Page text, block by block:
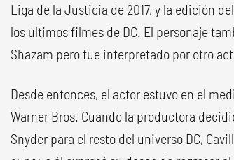
Liga de la Justicia de 2017, y la edición
los últimos filmes de DC. El personaje
Shazam pero fue interpretado por otro
Desde entonces, el actor estuvo en el
Warner Bros. Cuando la productora
Snyder para el resto del universo DC,